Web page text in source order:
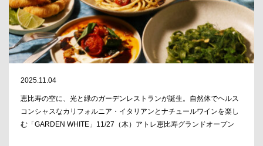
2025.11.04
恵比寿の空に、光と緑のガーデンレストランが誕生。自然体でヘルス
コンシャスなカリフォルニア・イタリアンとナチュールワインを楽し
む「GARDEN WHITE」11/27（木）アトレ恵比寿グランドオープン